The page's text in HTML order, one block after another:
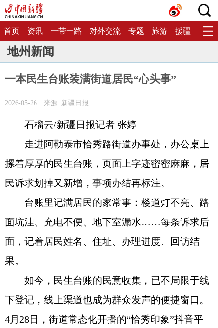
首页 资讯 一带一路 对外交流 专题 旅游 援疆 生态
地州新闻
一本民生台账装满街道居民“心头事”
2026-05-26 来源: 新疆日报
石榴云/新疆日报记者 张婷
走进阿勒泰市恰秀路街道办事处，办公桌上
摞着厚厚的民生台账，页面上字迹密密麻麻，居
民诉求划掉又新增，事项办结再标注。
台账里记满居民的家常事：楼道灯不亮、路
面坑洼、充电不便、地下室漏水……每条诉求后
面，记着居民姓名、住址、办理进度、回访结
果。
如今，民生台账的民意收集，已不局限于线
下登记，线上渠道也成为群众发声的便捷窗口。
4月28日，街道常态化开播的“恰秀印象”抖音平